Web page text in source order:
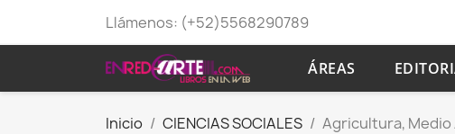
Llámenos: (+52)5568290789
ÁREAS
Inicio CIENCIAS SOCIALES Agricultura, Medio